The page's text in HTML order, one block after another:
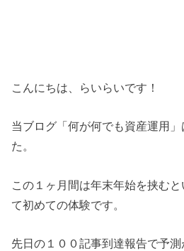
こんにちは、らいらいです！
当ブログ「何が何でも資産運用
た。
この１ヶ月間は年末年始を挟む
て初めての体験です。
先日の１００記事到達報告で予